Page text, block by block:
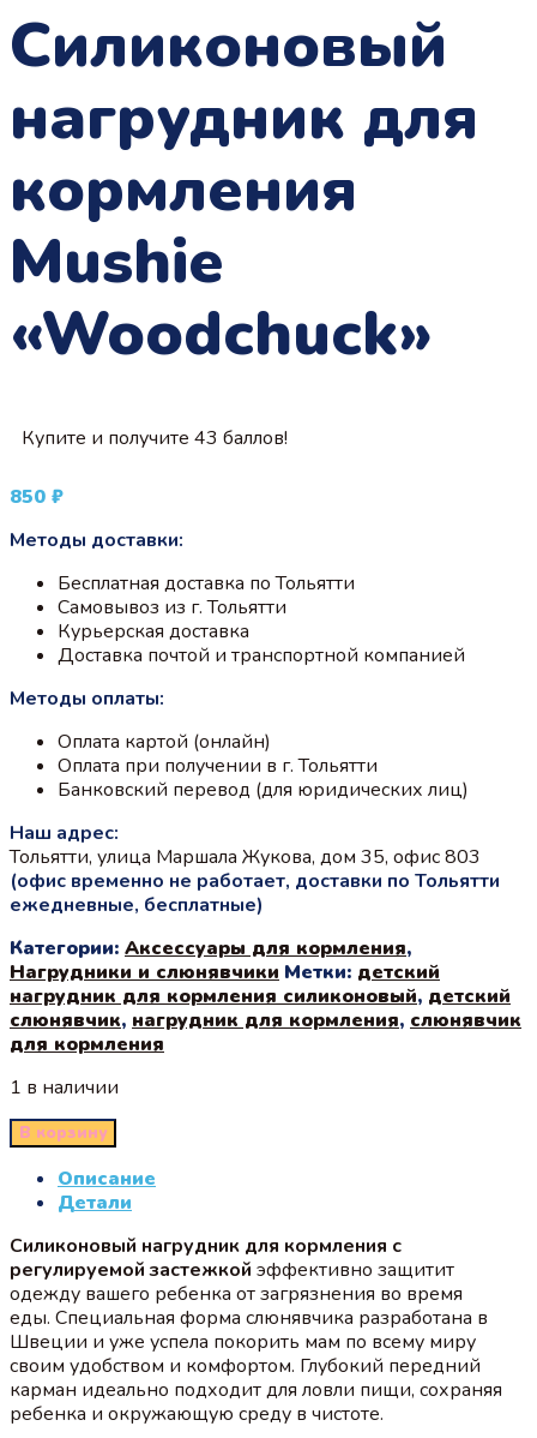
Силиконовый
нагрудник для
кормления
Mushie
«Woodchuck»
Купите и получите 43 баллов!
850 ₽
Методы доставки:
Бесплатная доставка по Тольятти
Самовывоз из г. Тольятти
Курьерская доставка
Доставка почтой и транспортной компанией
Методы оплаты:
Оплата картой (онлайн)
Оплата при получении в г. Тольятти
Банковский перевод (для юридических лиц)
Наш адрес:
Тольятти, улица Маршала Жукова, дом 35, офис 803
(офис временно не работает, доставки по Тольятти
ежедневные, бесплатные)
Категории: Аксессуары для кормления,
Нагрудники и слюнявчики Метки: детский
нагрудник для кормления силиконовый, детский
слюнявчик, нагрудник для кормления, слюнявчик
для кормления
1 в наличии
В корзину
Описание
Детали
Силиконовый нагрудник для кормления с
регулируемой застежкой эффективно защитит
одежду вашего ребенка от загрязнения во время
еды. Специальная форма слюнявчика разработана в
Швеции и уже успела покорить мам по всему миру
своим удобством и комфортом. Глубокий передний
карман идеально подходит для ловли пищи, сохраняя
ребенка и окружающую среду в чистоте.